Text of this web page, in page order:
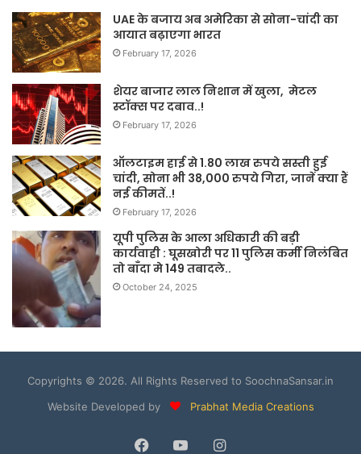
UAE के बजाय अब अमेरिका से सोना-चांदी का
आयात बढ़ाएगा भारत
February 17, 2026
शेयर बाजार लाल निशान में खुला, मेटल
स्टॉक्स पर दबाव..!
February 17, 2026
ऑलटाइम हाई से 1.80 लाख रुपये सस्ती हुई
चांदी, सोना भी 38,000 रुपये गिरा, जानें क्या हैं
नई कीमतें..!
February 17, 2026
यूपी पुलिस के आला अधिकारी की बड़ी
कार्यवाही : घूसखोरी पर 11 पुलिस कर्मी निलंबित
तो बाँदा मे 149 तबादले..
October 24, 2025
Copyrights © 2026. All Rights Reserved to SoochnaSansar.in
Website Developed by
Prabhat Media Creations
Facebook
YouTubeInstagram